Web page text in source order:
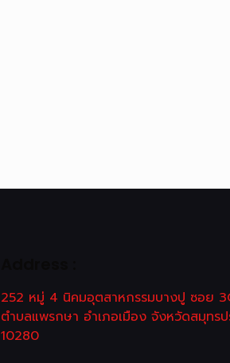
252 หมู่ 4 นิคมอุตสาหกรรมบางปู ซอย
ตำบลแพรกษา อำเภอเมือง จังหวัดสมุทรป
10280